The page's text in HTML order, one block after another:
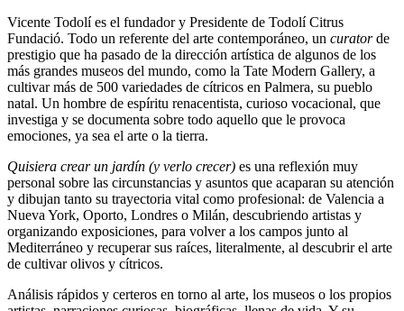
Vicente Todolí es el fundador y Presidente de Todolí Citrus
Fundació. Todo un referente del arte contemporáneo, un curatorde
prestigio que ha pasado de la dirección artística de algunos de los
más grandes museos del mundo, como la Tate Modern Gallery, a
cultivar más de 500 variedades de cítricos en Palmera, su pueblo
natal. Un hombre de espíritu renacentista, curioso vocacional, que
investiga y se documenta sobre todo aquello que le provoca
emociones, ya sea el arte o la tierra.
Quisiera crear un jardín (y verlo crecer) es una reflexión muy
personal sobre las circunstancias y asuntos que acaparan su atención
y dibujan tanto su trayectoria vital como profesional: de Valencia a
Nueva York, Oporto, Londres o Milán, descubriendo artistas y
organizando exposiciones, para volver a los campos junto al
Mediterráneo y recuperar sus raíces, literalmente, al descubrir el arte
de cultivar olivos y cítricos.
Análisis rápidos y certeros en torno al arte, los museos o los propios